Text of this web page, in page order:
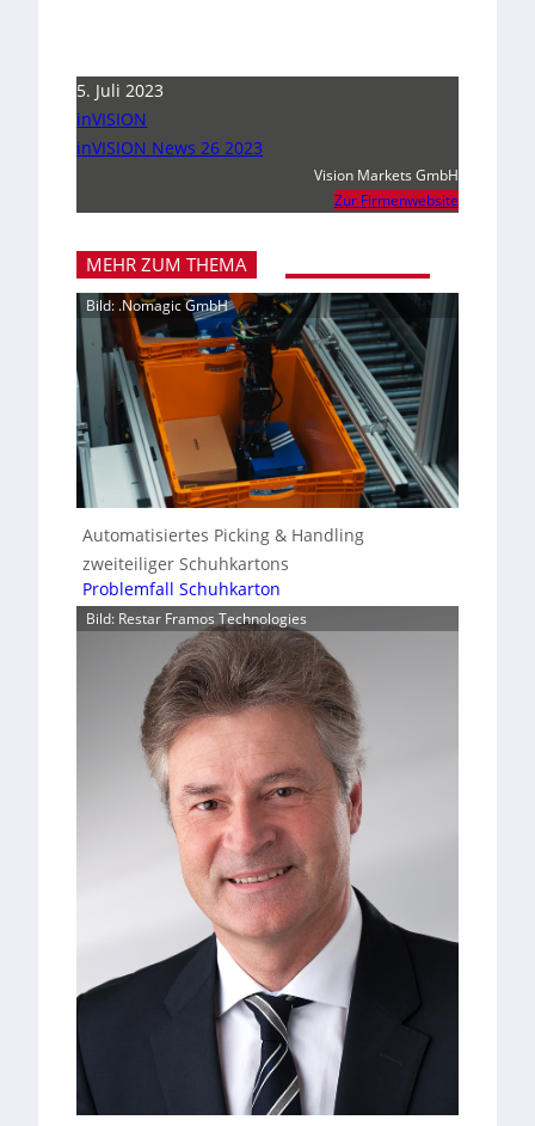
5. Juli 2023
inVISION
inVISION News 26 2023
Vision Markets GmbH
Zur Firmenwebsite
MEHR ZUM THEMA
Bild: .Nomagic GmbH
Automatisiertes Picking & Handling
zweiteiliger Schuhkartons
Problemfall Schuhkarton
Bild: Restar Framos Technologies